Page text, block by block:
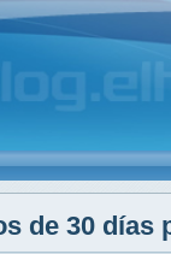
de 30 días